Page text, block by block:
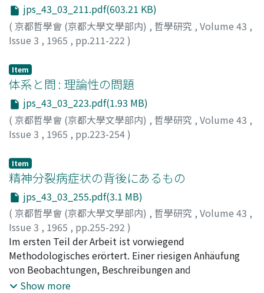
jps_43_03_211.pdf(603.21 KB)
( 京都哲學會 (京都大學文學部内) , 哲學研究 , Volume 43 ,
Issue 3 , 1965 , pp.211-222 )
William A.
Item
体系と問 : 理論性の問題
jps_43_03_223.pdf(1.93 MB)
( 京都哲學會 (京都大學文學部内) , 哲學研究 , Volume 43 ,
Issue 3 , 1965 , pp.223-254)
Item
精神分裂病症状の背後にあるもの
jps_43_03_255.pdf(3.1 MB)
( 京都哲學會 (京都大學文學部内) , 哲學研究 , Volume 43 ,
Issue 3 , 1965 , pp.255-292 )
木村, 敏;Kimura, Bin;キムラ, ビン
Im ersten Teil der Arbeit ist vorwiegend
Methodologisches erörtert. Einer riesigen Anhäufung
von Beobachtungen, Beschreibungen and
Interpretationsversuchen zum Trotz bleibt die Frage
Show more